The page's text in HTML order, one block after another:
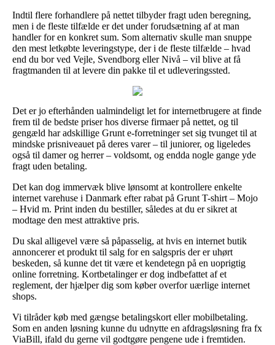
Indtil flere forhandlere på nettet tilbyder fragt uden beregning,
men i de fleste tilfælde er det under forudsætning af at man
handler for en konkret sum. Som alternativ skulle man snuppe
den mest letkøbte leveringstype, der i de fleste tilfælde – hvad
end du bor ved Vejle, Svendborg eller Nivå – vil blive at få
fragtmanden til at levere din pakke til et udleveringssted.
Det er jo efterhånden ualmindeligt let for internetbrugere at finde
frem til de bedste priser hos diverse firmaer på nettet, og til
gengæld har adskillige Grunt e-forretninger set sig tvunget til at
mindske prisniveauet på deres varer – til juniorer, og ligeledes
også til damer og herrer – voldsomt, og endda nogle gange yde
fragt uden betaling.
Det kan dog immervæk blive lønsomt at kontrollere enkelte
internet varehuse i Danmark efter rabat på Grunt T-shirt – Mojo
– Hvid m. Print inden du bestiller, således at du er sikret at
modtage den mest attraktive pris.
Du skal alligevel være så påpasselig, at hvis en internet butik
annoncerer et produkt til salg for en salgspris der er uhørt
beskeden, så kunne det tit være et kendetegn på en uoprigtig
online forretning. Kortbetalinger er dog indbefattet af et
reglement, der hjælper dig som køber overfor uærlige internet
shops.
Vi tilråder køb med gængse betalingskort eller mobilbetaling.
Som en anden løsning kunne du udnytte en afdragsløsning fra fx
ViaBill, ifald du gerne vil godtgøre pengene ude i fremtiden.